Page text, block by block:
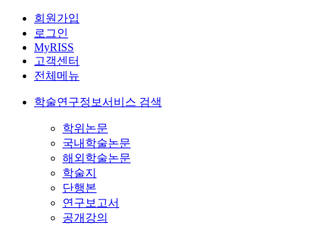
회원가입
로그인
MyRISS
고객센터
전체메뉴
학술연구정보서비스 검색
학위논문
국내학술논문
해외학술논문
학술지
단행본
연구보고서
공개강의